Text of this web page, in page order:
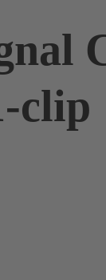
clip